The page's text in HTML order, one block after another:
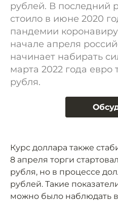
рублей. В последний
стоило в июне 2020
пандемии
начале апреля
начинает набирать
марта 2022 года евро
рубля.
Курс доллара также
8 апреля торги
рубля, но в процессе
рублей. Такие
можно было наблюдать в